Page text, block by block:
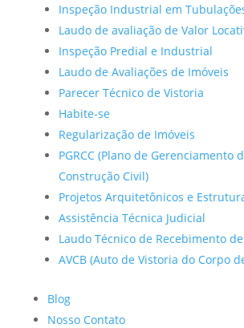
Inspeção Industrial em
Laudo de avaliação de Valor
Inspeção Predial e Industrial
Laudo de Avaliações de Imóveis
Parecer Técnico de Vistoria
Habite-se
Regularização de Imóveis
PGRCC (Plano de Gerenciamento
Construção Civil)
Projetos Arquitetônicos e
Assistência Técnica Judicial
Laudo Técnico de Recebimento
AVCB (Auto de Vistoria do Corpo
Blog
Nosso Contato